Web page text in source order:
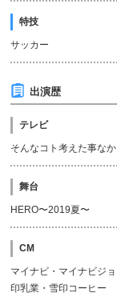
特技
サッカー
出演歴
テレビ
そんなコト考えた事な
舞台
HERO〜2019夏〜
CM
マイナビ・マイナビ
印乳業・雪印コーヒー